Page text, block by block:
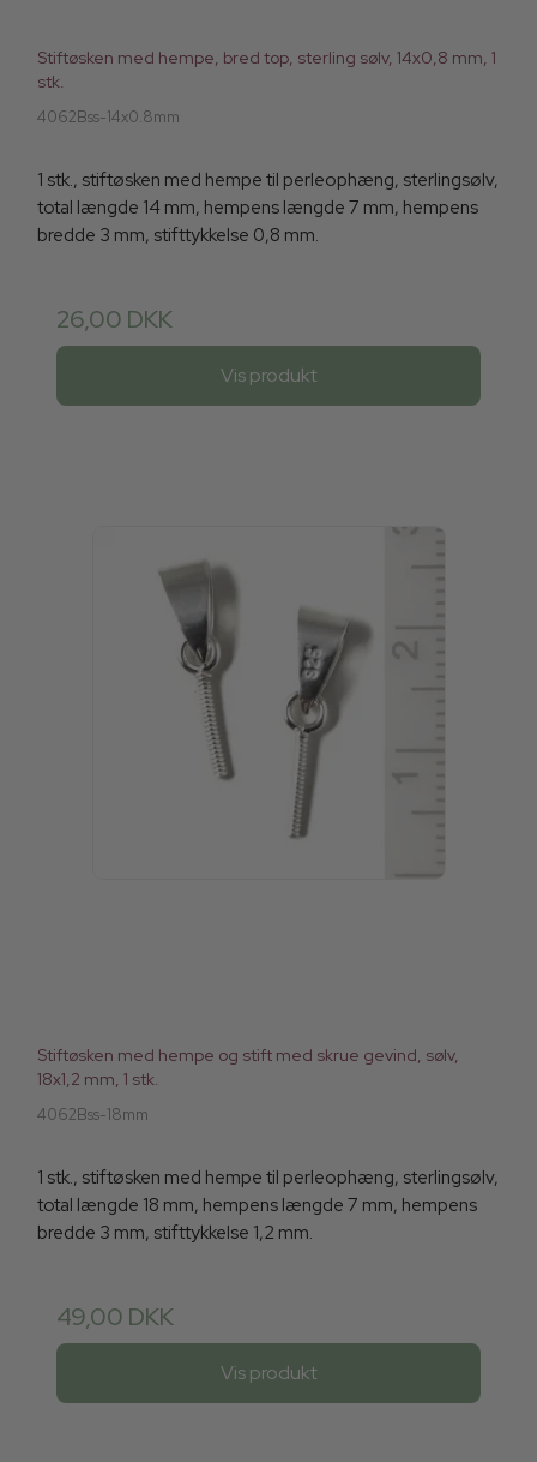
Stiftøsken med hempe, bred top, sterling sølv, 14x0,8 mm, 1
stk.
4062Bss-14x0.8mm
1 stk., stiftøsken med hempe til perleophæng, sterlingsølv,
total længde 14 mm, hempens længde 7 mm, hempens
bredde 3 mm, stifttykkelse 0,8 mm.
26,00 DKK
Vis produkt
Stiftøsken med hempe og stift med skrue gevind, sølv,
18x1,2 mm, 1 stk.
4062Bss-18mm
1 stk., stiftøsken med hempe til perleophæng, sterlingsølv,
total længde 18 mm, hempens længde 7 mm, hempens
bredde 3 mm, stifttykkelse 1,2 mm.
49,00 DKK
Vis produkt